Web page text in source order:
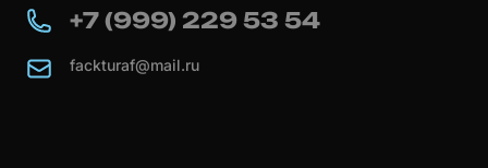
+7 (999) 229 53 54
fackturaf@mail.ru